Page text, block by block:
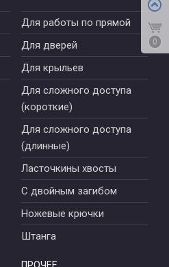
0
Для работы по прямой
Для дверей
Для крыльев
Для сложного доступа
(короткие)
Для сложного доступа
(длинные)
Ласточкины хвосты
С двойным загибом
Ножевые крючки
Штанга